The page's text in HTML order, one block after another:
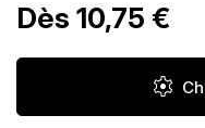
Dès 10,75 €
settings